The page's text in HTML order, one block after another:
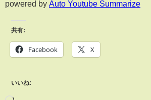
powered by Auto Youtube Summarize
共有:
Facebook X
いいね: